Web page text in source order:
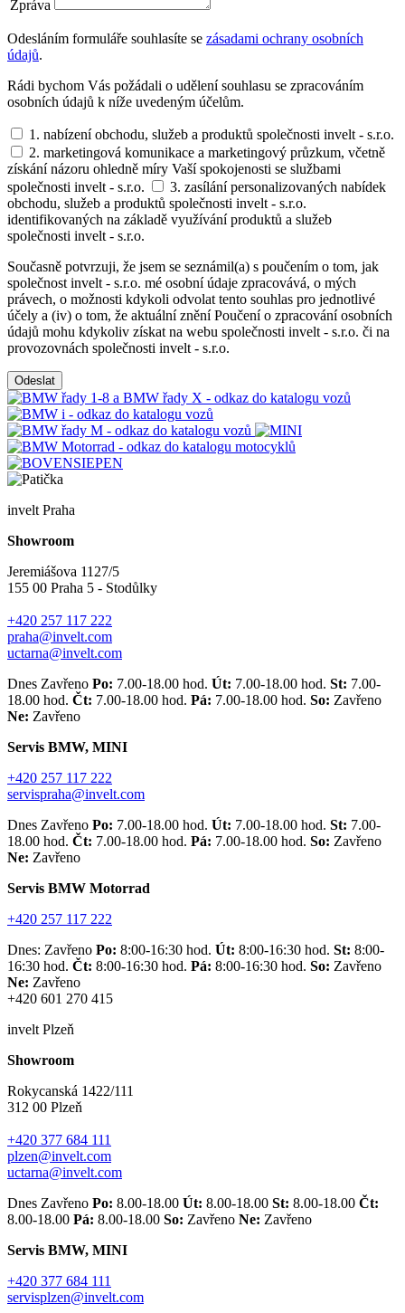
Zpráva
Odesláním formuláře souhlasíte se zásadami ochrany osobních
údajů.
Rádi bychom Vás požádali o udělení souhlasu se zpracováním
osobních údajů k níže uvedeným účelům.
1. nabízení obchodu, služeb a produktů společnosti invelt - s.r.o.
2. marketingová komunikace a marketingový průzkum, včetně
získání názoru ohledně míry Vaší spokojenosti se službami
společnosti invelt - s.r.o.
3. zasílání personalizovaných nabídek
obchodu, služeb a produktů společnosti invelt - s.r.o.
identifikovaných na základě využívání produktů a služeb
společnosti invelt - s.r.o.
Současně potvrzuji, že jsem se seznámil(a) s poučením o tom, jak
společnost invelt - s.r.o. mé osobní údaje zpracovává, o mých
právech, o možnosti kdykoli odvolat tento souhlas pro jednotlivé
účely a (iv) o tom, že aktuální znění Poučení o zpracování osobních
údajů mohu kdykoliv získat na webu společnosti invelt - s.r.o. či na
provozovnách společnosti invelt - s.r.o.
Odeslat
invelt Praha
Showroom
Jeremiášova 1127/5
155 00 Praha 5 - Stodůlky
+420 257 117 222
praha@invelt.com
uctarna@invelt.com
Dnes Zavřeno Po: 7.00-18.00 hod. Út: 7.00-18.00 hod. St: 7.00-
18.00 hod. Čt: 7.00-18.00 hod. Pá: 7.00-18.00 hod. So: Zavřeno
Ne: Zavřeno
Servis BMW, MINI
+420 257 117 222
servispraha@invelt.com
Dnes Zavřeno Po: 7.00-18.00 hod. Út: 7.00-18.00 hod. St: 7.00-
18.00 hod. Čt: 7.00-18.00 hod. Pá: 7.00-18.00 hod. So: Zavřeno
Ne: Zavřeno
Servis BMW Motorrad
+420 257 117 222
Dnes: Zavřeno Po: 8:00-16:30 hod. Út: 8:00-16:30 hod. St: 8:00-
16:30 hod. Čt: 8:00-16:30 hod. Pá: 8:00-16:30 hod. So: Zavřeno
Ne: Zavřeno
+420 601 270 415
invelt Plzeň
Showroom
Rokycanská 1422/111
312 00 Plzeň
+420 377 684 111
plzen@invelt.com
uctarna@invelt.com
Dnes Zavřeno Po: 8.00-18.00 Út: 8.00-18.00 St: 8.00-18.00 Čt:
8.00-18.00 Pá: 8.00-18.00 So: Zavřeno Ne: Zavřeno
Servis BMW, MINI
+420 377 684 111
servisplzen@invelt.com